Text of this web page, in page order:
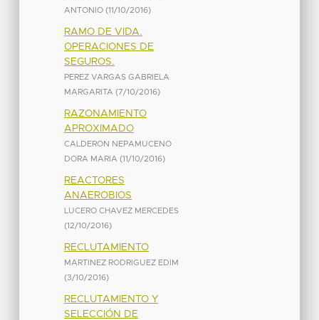
ANTONIO (11/10/2016)
RAMO DE VIDA.
OPERACIONES DE
SEGUROS.
PEREZ VARGAS GABRIELA
MARGARITA (7/10/2016)
RAZONAMIENTO
APROXIMADO
CALDERON NEPAMUCENO
DORA MARIA (11/10/2016)
REACTORES
ANAEROBIOS
LUCERO CHAVEZ MERCEDES
(12/10/2016)
RECLUTAMIENTO
MARTINEZ RODRIGUEZ EDIM
(3/10/2016)
RECLUTAMIENTO Y
SELECCIÓN DE